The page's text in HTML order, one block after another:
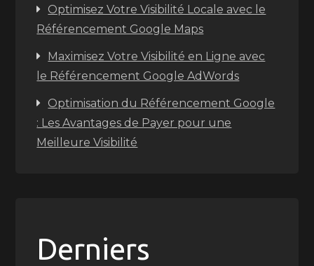
Optimisez Votre Visibilité Locale avec le
Référencement Google Maps
Maximisez Votre Visibilité en Ligne avec
le Référencement Google AdWords
Optimisation du Référencement Google
: Les Avantages de Payer pour une
Meilleure Visibilité
Derniers